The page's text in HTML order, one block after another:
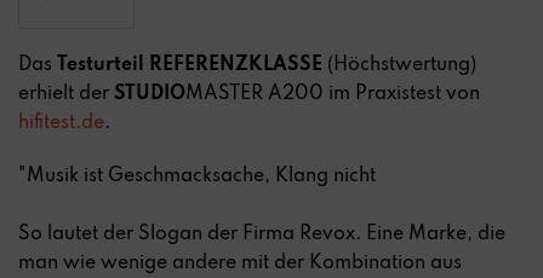
Das Testurteil REFERENZKLASSE (Höchstwertung)
erhielt der STUDIOMASTER A200 im Praxistest von
hifitest.de.
"Musik ist Geschmacksache, Klang nicht
So lautet der Slogan der Firma Revox. Eine Marke, die
man wie wenige andere mit der Kombination aus